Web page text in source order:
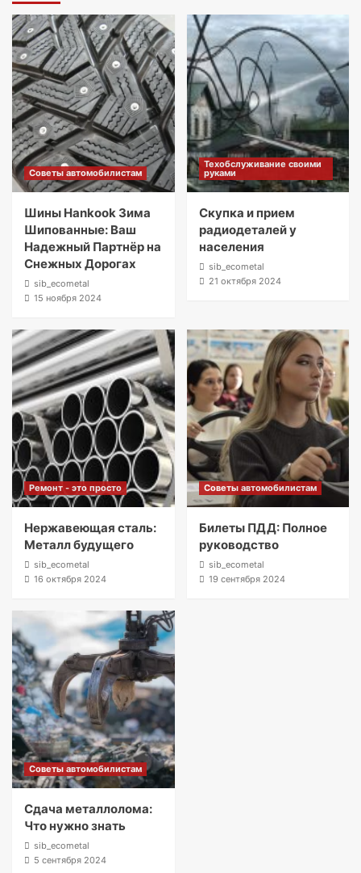
Советы автомобилистам
Шины Hankook Зима
Шипованные: Ваш
Надежный Партнёр на
Снежных Дорогах
sib_ecometal
15 ноября 2024
Техобслуживание своими
руками
Скупка и прием
радиодеталей у
населения
sib_ecometal
21 октября 2024
Ремонт - это просто
Нержавеющая сталь:
Металл будущего
sib_ecometal
16 октября 2024
Советы автомобилистам
Билеты ПДД: Полное
руководство
sib_ecometal
19 сентября 2024
Советы автомобилистам
Сдача металлолома:
Что нужно знать
sib_ecometal
5 сентября 2024